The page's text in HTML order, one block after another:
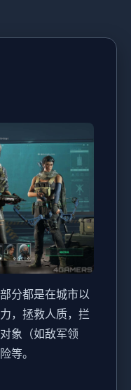
分都是在城市以
，拯救人质，拦
象（如敌军领
等。